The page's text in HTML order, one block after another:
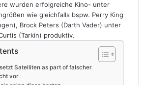
wurden erfolgreiche Kino- unter
wie gleichfalls bspw. Perry King
Brock Peters (Darth Vader) unter
(Tarkin) produktiv.
Satelliten as part of falscher
vor